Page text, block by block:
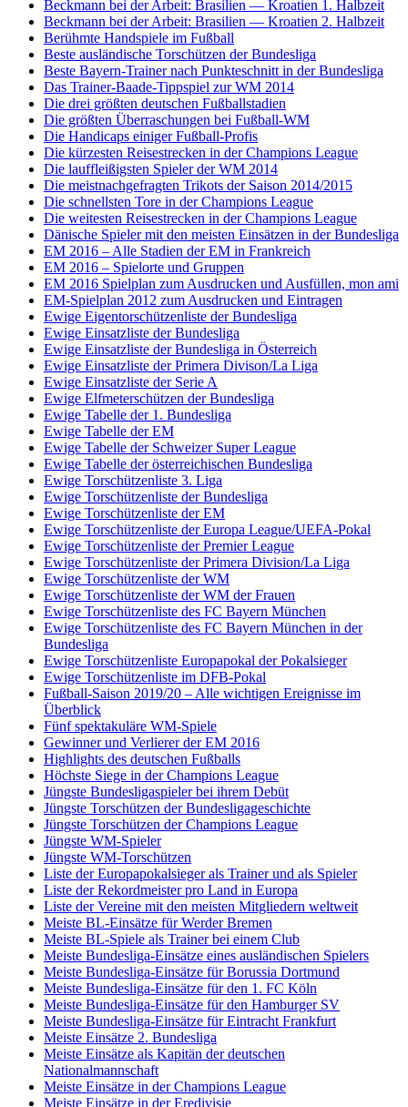
Beckmann bei der Arbeit: Brasilien — Kroatien 1. Halbzeit
Beckmann bei der Arbeit: Brasilien — Kroatien 2. Halbzeit
Berühmte Handspiele im Fußball
Beste ausländische Torschützen der Bundesliga
Beste Bayern-Trainer nach Punkteschnitt in der Bundesliga
Das Trainer-Baade-Tippspiel zur WM 2014
Die drei größten deutschen Fußballstadien
Die größten Überraschungen bei Fußball-WM
Die Handicaps einiger Fußball-Profis
Die kürzesten Reisestrecken in der Champions League
Die lauffleißigsten Spieler der WM 2014
Die meistnachgefragten Trikots der Saison 2014/2015
Die schnellsten Tore in der Champions League
Die weitesten Reisestrecken in der Champions League
Dänische Spieler mit den meisten Einsätzen in der Bundesliga
EM 2016 – Alle Stadien der EM in Frankreich
EM 2016 – Spielorte und Gruppen
EM 2016 Spielplan zum Ausdrucken und Ausfüllen, mon ami
EM-Spielplan 2012 zum Ausdrucken und Eintragen
Ewige Eigentorschützenliste der Bundesliga
Ewige Einsatzliste der Bundesliga
Ewige Einsatzliste der Bundesliga in Österreich
Ewige Einsatzliste der Primera Divison/La Liga
Ewige Einsatzliste der Serie A
Ewige Elfmeterschützen der Bundesliga
Ewige Tabelle der 1. Bundesliga
Ewige Tabelle der EM
Ewige Tabelle der Schweizer Super League
Ewige Tabelle der österreichischen Bundesliga
Ewige Torschützenliste 3. Liga
Ewige Torschützenliste der Bundesliga
Ewige Torschützenliste der EM
Ewige Torschützenliste der Europa League/UEFA-Pokal
Ewige Torschützenliste der Premier League
Ewige Torschützenliste der Primera Division/La Liga
Ewige Torschützenliste der WM
Ewige Torschützenliste der WM der Frauen
Ewige Torschützenliste des FC Bayern München
Ewige Torschützenliste des FC Bayern München in der
Bundesliga
Ewige Torschützenliste Europapokal der Pokalsieger
Ewige Torschützenliste im DFB-Pokal
Fußball-Saison 2019/20 – Alle wichtigen Ereignisse im
Überblick
Fünf spektakuläre WM-Spiele
Gewinner und Verlierer der EM 2016
Highlights des deutschen Fußballs
Höchste Siege in der Champions League
Jüngste Bundesligaspieler bei ihrem Debüt
Jüngste Torschützen der Bundesligageschichte
Jüngste Torschützen der Champions League
Jüngste WM-Spieler
Jüngste WM-Torschützen
Liste der Europapokalsieger als Trainer und als Spieler
Liste der Rekordmeister pro Land in Europa
Liste der Vereine mit den meisten Mitgliedern weltweit
Meiste BL-Einsätze für Werder Bremen
Meiste BL-Spiele als Trainer bei einem Club
Meiste Bundesliga-Einsätze eines ausländischen Spielers
Meiste Bundesliga-Einsätze für Borussia Dortmund
Meiste Bundesliga-Einsätze für den 1. FC Köln
Meiste Bundesliga-Einsätze für den Hamburger SV
Meiste Bundesliga-Einsätze für Eintracht Frankfurt
Meiste Einsätze 2. Bundesliga
Meiste Einsätze als Kapitän der deutschen
Nationalmannschaft
Meiste Einsätze in der Champions League
Meiste Einsätze in der Eredivisie